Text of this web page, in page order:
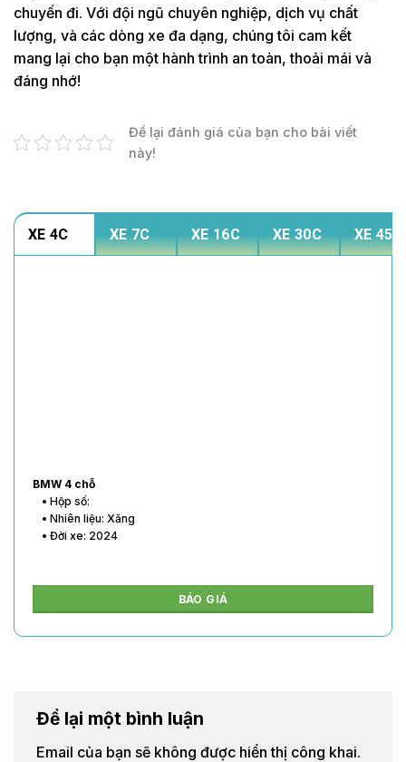
chuyến đi. Với đội ngũ chuyên nghiệp, dịch vụ chất
lượng, và các dòng xe đa dạng, chúng tôi cam kết
mang lại cho bạn một hành trình an toàn, thoải mái và
đáng nhớ!
Để lại đánh giá của bạn cho bài viết
này!
XE 4C XE 7C XE 16C XE 30C XE 45C
BMW 4 chỗ
• Hộp số:
• Nhiên liệu: Xăng
• Đời xe: 2024
BÁO GIÁ
Để lại một bình luận
Email của bạn sẽ không được hiển thị công khai.